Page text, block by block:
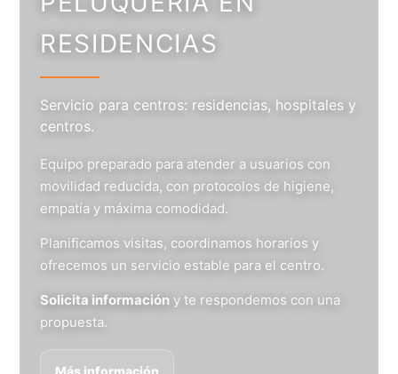
RESIDENCIAS
Servicio para centros: residencias, hospitales y
centros.
Equipo preparado para atender a usuarios con
movilidad reducida, con protocolos de higiene,
empatía y máxima comodidad.
Planificamos visitas, coordinamos horarios y
ofrecemos un servicio estable para el centro.
Solicita información y te respondemos con una
propuesta.